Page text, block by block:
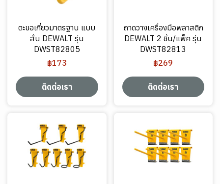
ตะขอเกี่ยวมาตรฐาน แบบ
สั้น DEWALT รุ่น
DWST82805
฿173
ติดต่อเรา
ถาดวางเครื่องมือพลาสติก
DEWALT 2 ชิ้น/แพ็ค รุ่น
DWST82813
฿269
ติดต่อเรา